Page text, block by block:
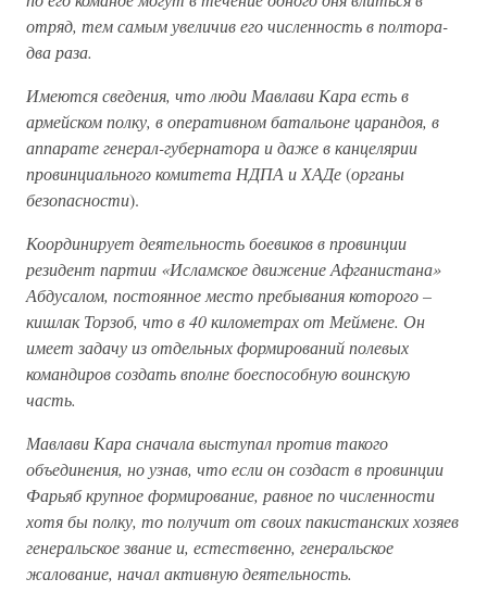
отряд, тем самым увеличив его численность в полтора-
два раза.
Имеются сведения, что люди Мавлави Кара есть в
армейском полку, в оперативном батальоне царандоя, в
аппарате генерал-губернатора и даже в канцелярии
провинциального комитета НДПА и ХАДе(органы
безопасности).
Координирует деятельность боевиков в провинции
резидент партии «Исламское движение Афганистана»
Абдусалом, постоянное место пребывания которого –
кишлак Торзоб, что в 40 километрах от Меймене. Он
имеет задачу из отдельных формирований полевых
командиров создать вполне боеспособную воинскую
часть.
Мавлави Кара сначала выступал против такого
объединения, но узнав, что если он создаст в провинции
Фарьяб крупное формирование, равное по численности
хотя бы полку, то получит от своих пакистанских хозяев
генеральское звание и, естественно, генеральское
жалование, начал активную деятельность.